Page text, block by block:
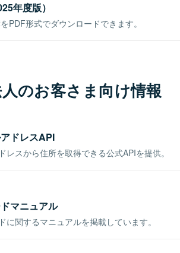
年度版）
PDF形式でダウンロードできます。
のお客さま向け情報
ドレスAPI
レスから住所を取得できる公式APIを提供。
マニュアル
に関するマニュアルを掲載しています。